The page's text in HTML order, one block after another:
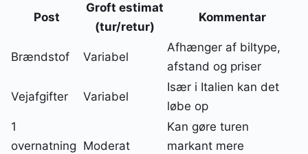
Post
Groft estimat
(tur/retur)
Kommentar
Brændstof Variabel
Afhænger af biltype,
afstand og priser
Vejafgifter Variabel
Især i Italien kan det
løbe op
1
overnatning Moderat
Kan gøre turen
markant mere